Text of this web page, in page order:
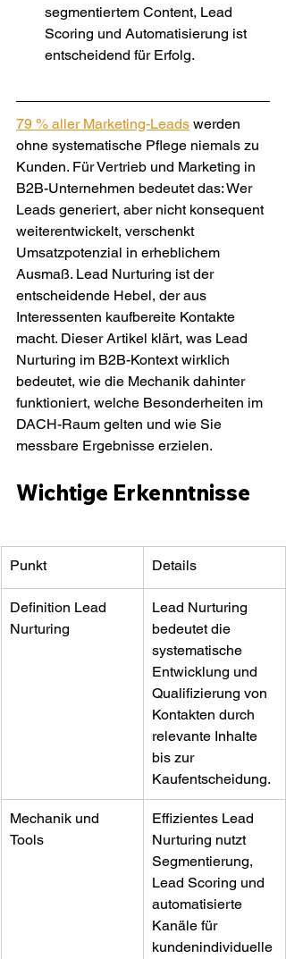
segmentiertem Content, Lead
Scoring und Automatisierung ist
entscheidend für Erfolg.
79 % aller Marketing-Leads werden
ohne systematische Pflege niemals zu
Kunden. Für Vertrieb und Marketing in
B2B-Unternehmen bedeutet das: Wer
Leads generiert, aber nicht konsequent
weiterentwickelt, verschenkt
Umsatzpotenzial in erheblichem
Ausmaß. Lead Nurturing ist der
entscheidende Hebel, der aus
Interessenten kaufbereite Kontakte
macht. Dieser Artikel klärt, was Lead
Nurturing im B2B-Kontext wirklich
bedeutet, wie die Mechanik dahinter
funktioniert, welche Besonderheiten im
DACH-Raum gelten und wie Sie
messbare Ergebnisse erzielen.
Wichtige Erkenntnisse
Punkt Details
Definition Lead
Nurturing
Lead Nurturing
bedeutet die
systematische
Entwicklung und
Qualifizierung von
Kontakten durch
relevante Inhalte
bis zur
Kaufentscheidung.
Mechanik und
Tools
Effizientes Lead
Nurturing nutzt
Segmentierung,
Lead Scoring und
automatisierte
Kanäle für
kundenindividuelle